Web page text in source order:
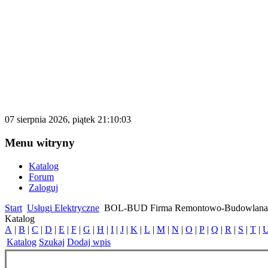
07 sierpnia 2026, piątek 21:10:03
Menu witryny
Katalog
Forum
Zaloguj
Start Usługi Elektryczne BOL-BUD Firma Remontowo-Budowlana
Katalog
A | B | C | D | E | F | G | H | I | J | K | L | M | N | O | P | Q | R | S | T |
Katalog Szukaj Dodaj wpis